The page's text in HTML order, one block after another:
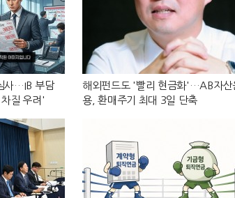
사…IB 부담
질 우려'
해외펀드도 '빨리 현금화'…AB자산
용, 환매주기 최대 3일 단축